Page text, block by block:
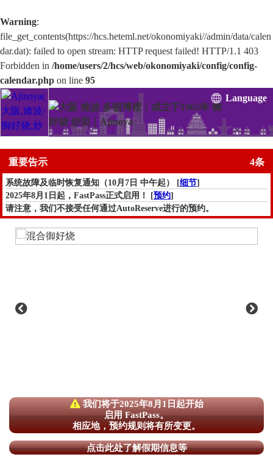
Warning:
file_get_contents(https://hcs.heteml.net/okonomiyaki//admin/data/calen
dar.dat): failed to open stream: HTTP request failed! HTTP/1.1 403
Forbidden in /home/users/2/hcs/web/okonomiyaki/config/config-
calendar.php on line 95
Language
重要告示 4条
系统故障及临时恢复通知（10月7日 中午起） [细节]
2025年8月1日起，FastPass正式启用！ [预约]
请注意，我们不接受任何通过AutoReserve进行的预约。
另外，经由AutoReserve的所有预约（包括“FastPass”）均无效。感谢
您的理解。
网店服务暂时停止。（暂停期间：4月20日～未定） [详情]
我们将于2025年8月1日起开始
启用 FastPass。
相应地，预约规则将有所变更。
点击此处了解假期信息等